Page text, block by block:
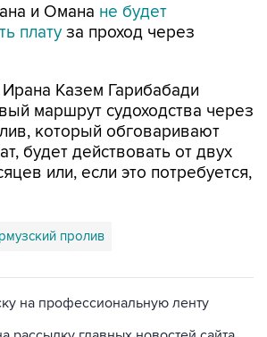
и Омана не будет
плату за проход через
Казем Гарибабади
маршрут судоходства через
который обговаривают
будет действовать от двух
или, если это потребуется,
пролив
на профессиональную ленту